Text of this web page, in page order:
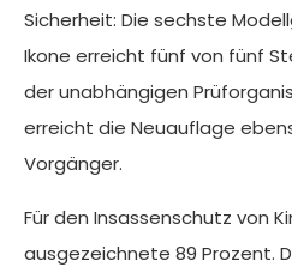
Sicherheit: Die sechste
Ikone erreicht fünf von fünf
der unabhängigen
erreicht die Neuauflage
Vorgänger.
Für den Insassenschutz von
ausgezeichnete 89 Prozent.